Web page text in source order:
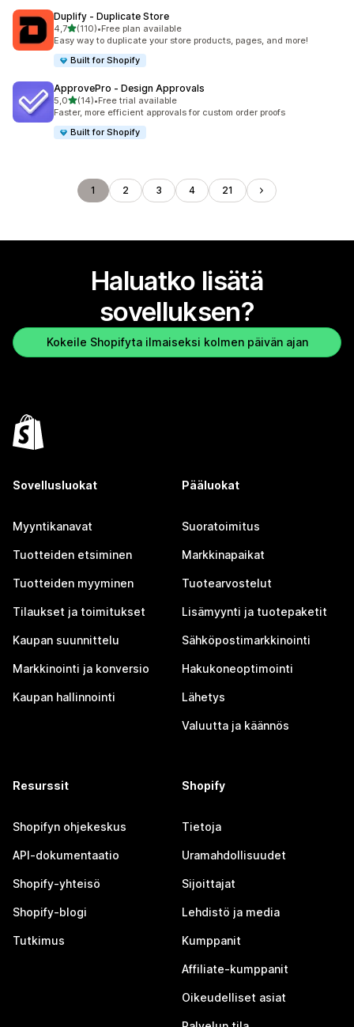
Duplify ‑ Duplicate Store
4,7/ 5 tähteä
(110)
110 arvostelua yhteensä
•Free plan available
Easy way to duplicate your store products, pages, and more!
Built for Shopify
ApprovePro ‑ Design Approvals
5,0/ 5 tähteä
(14)
14 arvostelua yhteensä
•Free trial available
Faster, more efficient approvals for custom order proofs
Built for Shopify
1 2 3 4 21
Haluatko lisätä
sovelluksen?
Kokeile Shopifyta ilmaiseksi kolmen päivän ajan
Sovellusluokat
Myyntikanavat
Tuotteiden etsiminen
Tuotteiden myyminen
Tilaukset ja toimitukset
Kaupan suunnittelu
Markkinointi ja konversio
Kaupan hallinnointi
Pääluokat
Suoratoimitus
Markkinapaikat
Tuotearvostelut
Lisämyynti ja tuotepaketit
Sähköpostimarkkinointi
Hakukoneoptimointi
Lähetys
Valuutta ja käännös
Resurssit
Shopifyn ohjekeskus
API-dokumentaatio
Shopify-yhteisö
Shopify-blogi
Tutkimus
Shopify
Tietoja
Uramahdollisuudet
Sijoittajat
Lehdistö ja media
Kumppanit
Affiliate-kumppanit
Oikeudelliset asiat